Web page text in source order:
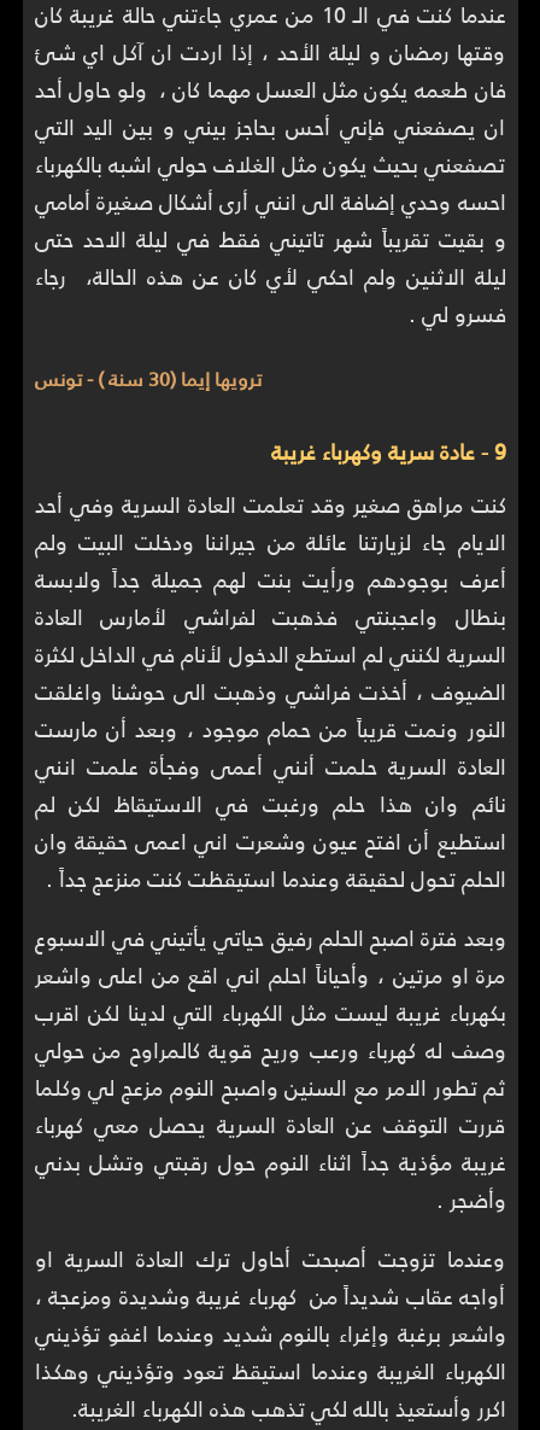
عندما كنت في الـ 10 من عمري جاءتني حالة غريبة كان
وقتها رمضان و ليلة الأحد ، إذا اردت ان آكل اي شئ
فان طعمه يكون مثل العسل مهما كان ، ولو حاول أحد
ان يصفعني فإني أحس بحاجز بيني و بين اليد التي
تصفعني بحيث يكون مثل الغلاف حولي اشبه بالكهرباء
احسه وحدي إضافة الى انني أرى أشكال صغيرة أمامي
و بقيت تقريباً شهر تاتيني فقط في ليلة الاحد حتى
ليلة الاثنين ولم احكي لأي كان عن هذه الحالة، رجاء
فسرو لي .
ترويها إيما (30 سنة ) - تونس
9 - عادة سرية وكهرباء غريبة
كنت مراهق صغير وقد تعلمت العادة السرية وفي أحد
الايام جاء لزيارتنا عائلة من جيراننا ودخلت البيت ولم
أعرف بوجودهم ورأيت بنت لهم جميلة جداً ولابسة
بنطال واعجبنتي فذهبت لفراشي لأمارس العادة
السرية لكنني لم استطع الدخول لأنام في الداخل لكثرة
الضيوف ، أخذت فراشي وذهبت الى حوشنا واغلقت
النور ونمت قريباً من حمام موجود ، وبعد أن مارست
العادة السرية حلمت أنني أعمى وفجأة علمت انني
نائم وان هذا حلم ورغبت في الاستيقاظ لكن لم
استطيع أن افتح عيون وشعرت اني اعمى حقيقة وان
الحلم تحول لحقيقة وعندما استيقظت كنت منزعج جداً .
وبعد فترة اصبح الحلم رفيق حياتي يأتيني في الاسبوع
مرة او مرتين ، وأحياناً احلم اني اقع من اعلى واشعر
بكهرباء غريبة ليست مثل الكهرباء التي لدينا لكن اقرب
وصف له كهرباء ورعب وريح قوية كالمراوح من حولي
ثم تطور الامر مع السنين واصبح النوم مزعج لي وكلما
قررت التوقف عن العادة السرية يحصل معي كهرباء
غريبة مؤذية جداً اثناء النوم حول رقبتي وتشل بدني
وأضجر .
وعندما تزوجت أصبحت أحاول ترك العادة السرية او
أواجه عقاب شديداً من كهرباء غريبة وشديدة ومزعجة ،
واشعر برغبة وإغراء بالنوم شديد وعندما اغفو تؤذيني
الكهرباء الغريبة وعندما استيقظ تعود وتؤذيني وهكذا
اكرر وأستعيذ بالله لكي تذهب هذه الكهرباء الغريبة.